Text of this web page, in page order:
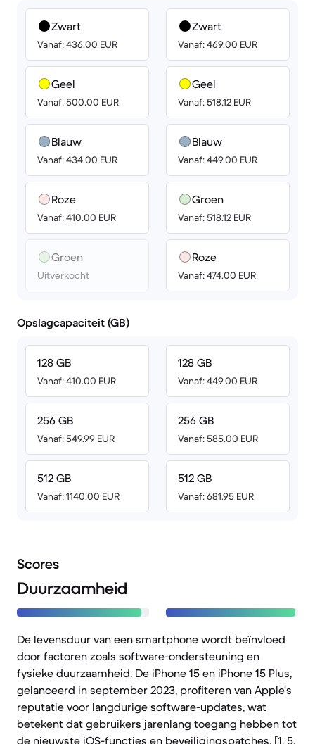
Zwart
Vanaf: 436.00 EUR
Geel
Vanaf: 500.00 EUR
Blauw
Vanaf: 434.00 EUR
Roze
Vanaf: 410.00 EUR
Groen
Uitverkocht
Zwart
Vanaf: 469.00 EUR
Geel
Vanaf: 518.12 EUR
Blauw
Vanaf: 449.00 EUR
Groen
Vanaf: 518.12 EUR
Roze
Vanaf: 474.00 EUR
Opslagcapaciteit (GB)
128 GB
Vanaf: 410.00 EUR
256 GB
Vanaf: 549.99 EUR
512 GB
Vanaf: 1140.00 EUR
128 GB
Vanaf: 449.00 EUR
256 GB
Vanaf: 585.00 EUR
512 GB
Vanaf: 681.95 EUR
Scores
Duurzaamheid
De levensduur van een smartphone wordt beïnvloed
door factoren zoals software-ondersteuning en
fysieke duurzaamheid. De iPhone 15 en iPhone 15 Plus,
gelanceerd in september 2023, profiteren van Apple's
reputatie voor langdurige software-updates, wat
betekent dat gebruikers jarenlang toegang hebben tot
de nieuwste iOS-functies en beveiligingspatches. [1, 5,